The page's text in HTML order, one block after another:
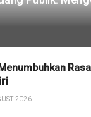
2026